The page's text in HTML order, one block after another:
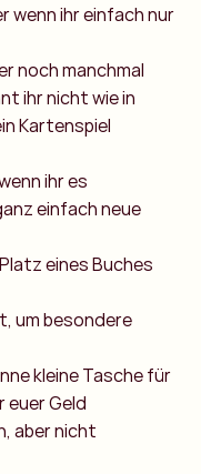
wenn ihr einfach nur
noch manchmal
ihr nicht wie in
Kartenspiel
ihr es
einfach neue
eines Buches
um besondere
kleine Tasche für
euer Geld
aber nicht